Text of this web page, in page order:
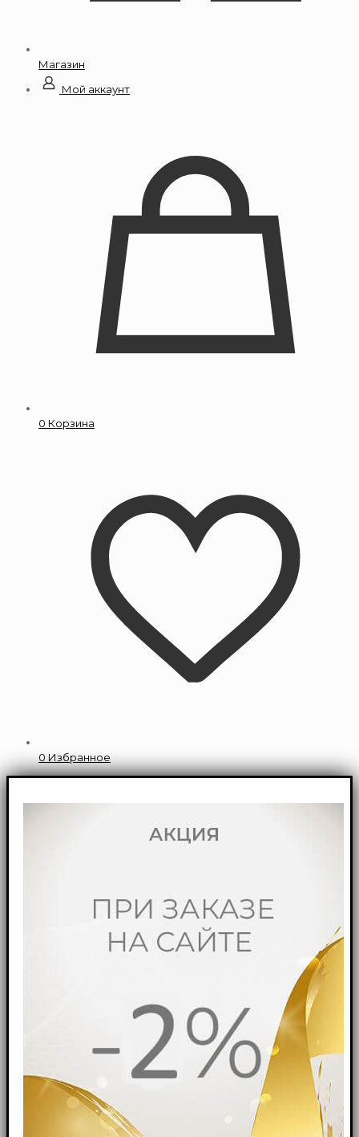
Магазин
Мой аккаунт
0 Корзина
0 Избранное